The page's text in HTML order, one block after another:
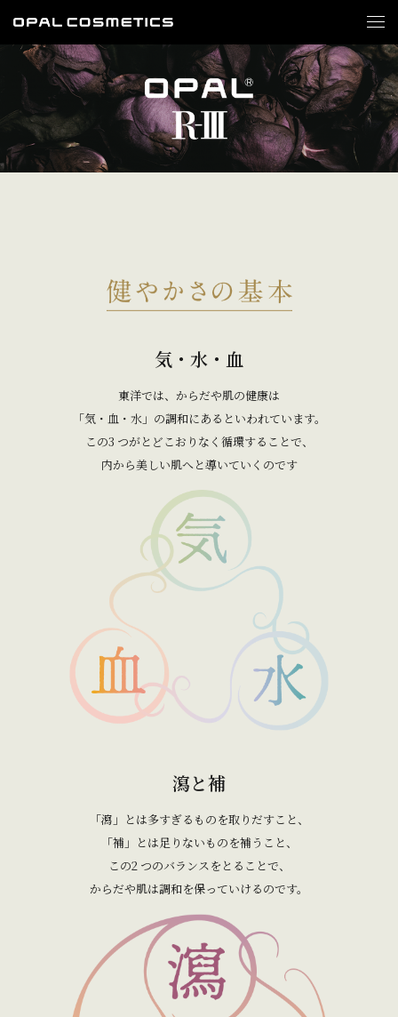
気・水・血
東洋では、からだや肌の健康は
「気・血・水」の調和にあるといわれています。
この3 つがとどこおりなく循環することで、
内から美しい肌へと導いていくのです
瀉と補
「瀉」とは多すぎるものを取りだすこと、
「補」とは足りないものを補うこと、
この2 つのバランスをとることで、
からだや肌は調和を保っていけるのです。